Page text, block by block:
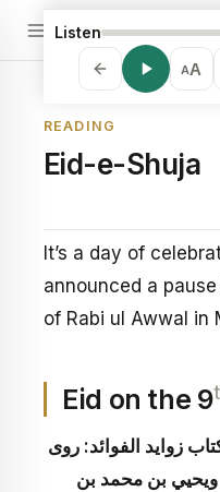
Listen
AA
READING
Eid-e-Shuja
It’s a day of
announced a
of Rabi ul Awwal in
Eid on the 9
زوايد الفوائد: روى
ويحيي بن محمد بن